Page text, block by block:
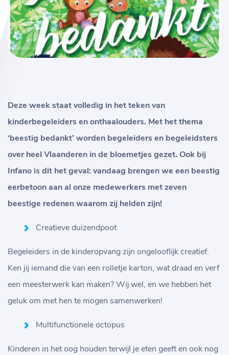
Deze week staat volledig in het teken van
kinderbegeleiders en onthaalouders. Met het thema
‘beestig bedankt’ worden begeleiders en begeleidsters
over heel Vlaanderen in de bloemetjes gezet. Ook bij
Infano is dit het geval: vandaag brengen we een beestig
eerbetoon aan al onze medewerkers met zeven
beestige redenen waarom zij helden zijn!
Creatieve duizendpoot
Begeleiders in de kinderopvang zijn ongelooflijk creatief.
Ken jij iemand die van een rolletje karton, wat draad en verf
een meesterwerk kan maken? Wij wel, en we hebben het
geluk om met hen te mogen samenwerken!
Multifunctionele octopus
Kinderen in het oog houden terwijl je eten geeft en ook nog